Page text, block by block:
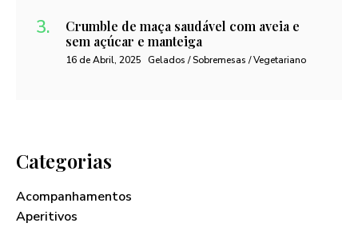
Crumble de maça saudável com aveia e
sem açúcar e manteiga
16 de Abril, 2025 Gelados / Sobremesas / Vegetariano
Categorias
Acompanhamentos
Aperitivos